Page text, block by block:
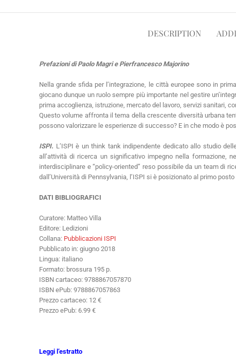
DESCRIPTION
Prefazioni di Paolo Magri e Pierfrancesco Majorino
Nella grande sfida per l’integrazione, le città europee sono in
giocano dunque un ruolo sempre più importante nel gestire
prima accoglienza, istruzione, mercato del lavoro, servizi sanitari,
Questo volume affronta il tema della crescente diversità urbana
possono valorizzare le esperienze di successo? E in che modo è
ISPI. L’ISPI è un think tank indipendente dedicato allo studio
all’attività di ricerca un significativo impegno nella formazione,
interdisciplinare e “policy-oriented” reso possibile da un team di
dall’Università di Pennsylvania, l’ISPI si è posizionato al primo
DATI BIBLIOGRAFICI
Curatore: Matteo Villa
Editore: Ledizioni
Collana: Pubblicazioni ISPI
Pubblicato in: giugno 2018
Lingua: italiano
Formato: brossura 195 p.
ISBN cartaceo: 9788867057870
ISBN ePub: 9788867057863
Prezzo cartaceo: 12 €
Prezzo ePub: 6.99 €
Leggi l’estratto